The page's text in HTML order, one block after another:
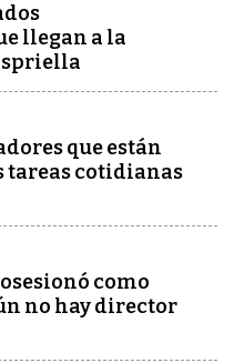
llegan a la
que están
cotidianas
como
no hay director